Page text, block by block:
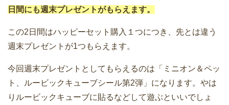
日間にも週末プレゼントがもらえます。
この2日間はハッピーセット購入１つにつき、先とは違う
週末プレゼントが1つもらえます。
今回週末プレゼントとしてもらえるのは「ミニオン＆ペッ
ト、ルービックキューブシール第2弾」になります。やは
りルービックキューブに貼るなどして遊ぶといいでしょ